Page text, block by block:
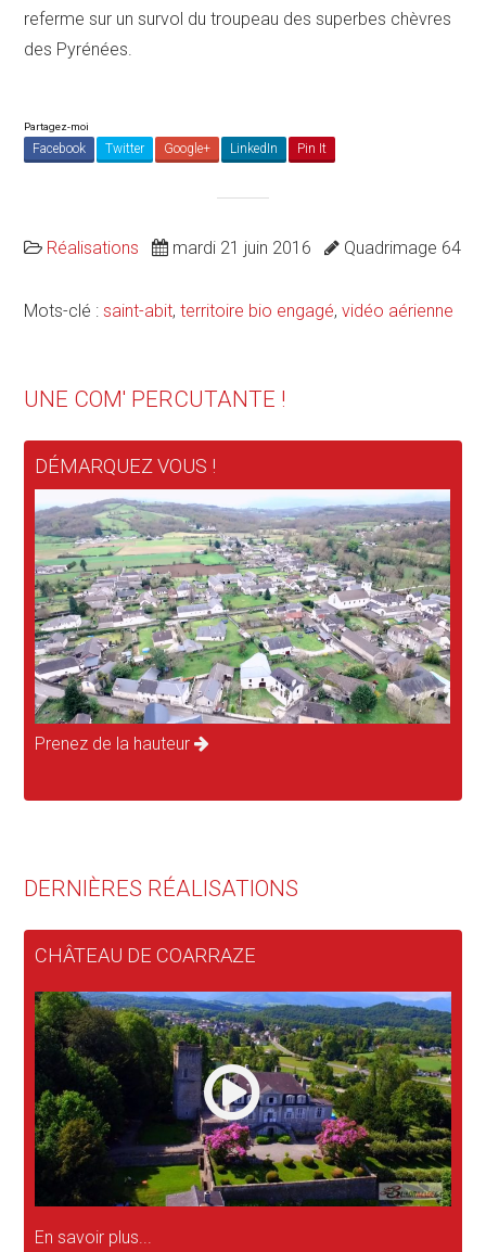
referme sur un survol du troupeau des superbes chèvres
des Pyrénées.
Partagez-moi
Facebook Twitter Google+ LinkedIn Pin It
Réalisations mardi 21 juin 2016 Quadrimage 64
Mots-clé :saint-abit,territoire bio engagé,vidéo aérienne
UNE COM' PERCUTANTE !
DÉMARQUEZ VOUS !
Prenez de la hauteur
DERNIÈRES RÉALISATIONS
CHÂTEAU DE COARRAZE
En savoir plus...